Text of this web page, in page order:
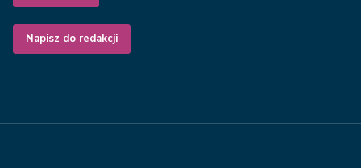
Napisz do redakcji